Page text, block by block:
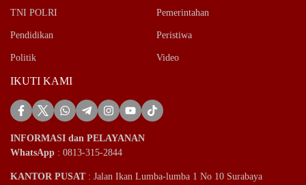
TNI POLRI Pemerintahan
Pendidikan Peristiwa
Politik Video
IKUTI KAMI
INFORMASI dan PELAYANAN
WhatsApp : 0813-315-2844
KANTOR PUSAT: Jalan Ikan Lumba-lumba 1 No 10 Surabaya